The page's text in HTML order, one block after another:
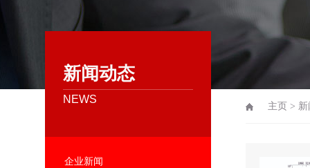
新闻动态
NEWS
企业新闻
主页 >